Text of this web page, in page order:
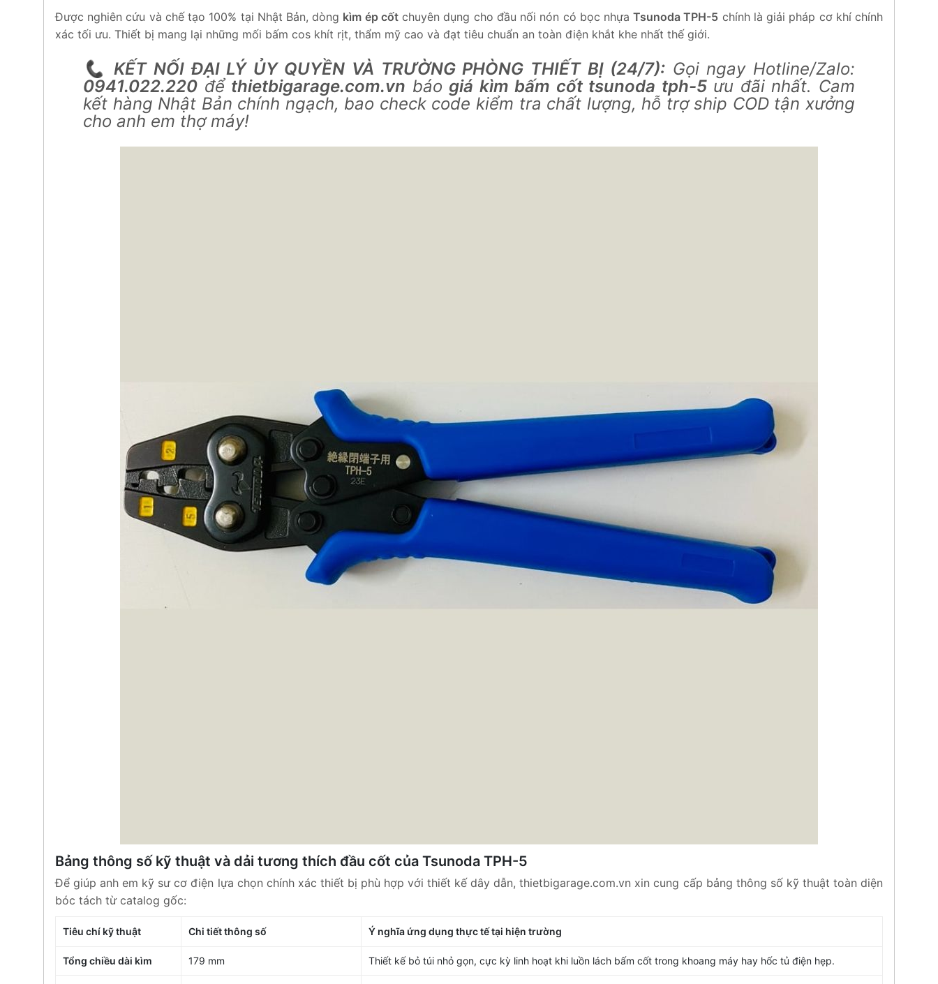
Được nghiên cứu và chế tạo 100% tại Nhật Bản, dòng kìm ép cốtchuyên dụng cho đầu nối nón có bọc nhựaTsunoda TPH-5 chính là giải pháp cơ khí chính
xác tối ưu. Thiết bị mang lại những mối bấm cos khít rịt, thẩm mỹ cao và đạt tiêu chuẩn an toàn điện khắt khe nhất thế giới.
📞 KẾT NỐI ĐẠI LÝ ỦY QUYỀN VÀ TRƯỜNG PHÒNG THIẾT BỊ (24/7): Gọi ngay Hotline/Zalo:
0941.022.220 để thietbigarage.com.vn báo giá kìm bấm cốt tsunoda tph-5ưu đãi nhất. Cam
kết hàng Nhật Bản chính ngạch, bao check code kiểm tra chất lượng, hỗ trợ ship COD tận xưởng
cho anh em thợ máy!
Bảng thông số kỹ thuật và dải tương thích đầu cốt của Tsunoda TPH-5
Để giúp anh em kỹ sư cơ điện lựa chọn chính xác thiết bị phù hợp với thiết kế dây dẫn, thietbigarage.com.vn xin cung cấp bảng thông số kỹ thuật toàn diện
bóc tách từ catalog gốc:
Tiêu chí kỹ thuật Chi tiết thông số Ý nghĩa ứng dụng thực tế tại hiện trường
Tổng chiều dài kìm 179 mm Thiết kế bỏ túi nhỏ gọn, cực kỳ linh hoạt khi luồn lách bấm cốt trong khoang máy hay hốc tủ điện hẹp.